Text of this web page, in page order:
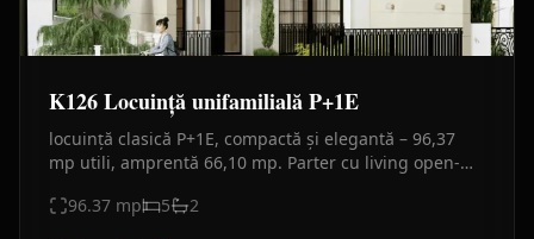
K126 Locuință unifamilială P+1E
locuință clasică P+1E, compactă și elegantă – 96,37
mp utili, amprentă 66,10 mp. Parter cu living open-
96.37 mp 5 2